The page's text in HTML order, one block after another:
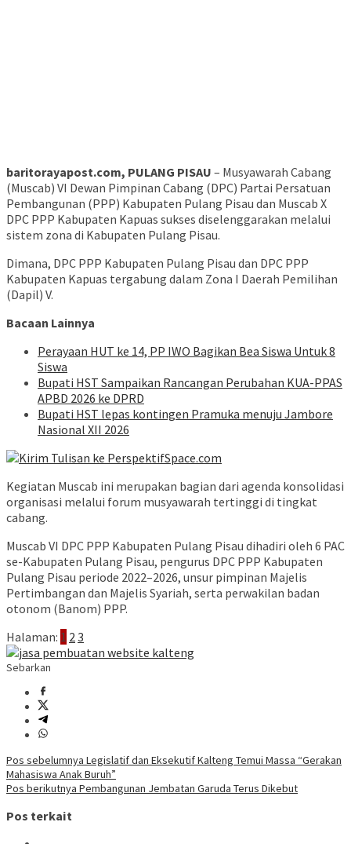
baritorayapost.com, PULANG PISAU – Musyawarah Cabang
(Muscab) VI Dewan Pimpinan Cabang (DPC) Partai Persatuan
Pembangunan (PPP) Kabupaten Pulang Pisau dan Muscab X
DPC PPP Kabupaten Kapuas sukses diselenggarakan melalui
sistem zona di Kabupaten Pulang Pisau.
Dimana, DPC PPP Kabupaten Pulang Pisau dan DPC PPP
Kabupaten Kapuas tergabung dalam Zona I Daerah Pemilihan
(Dapil) V.
Bacaan Lainnya
Perayaan HUT ke 14, PP IWO Bagikan Bea Siswa Untuk 8
Siswa
Bupati HST Sampaikan Rancangan Perubahan KUA-PPAS
APBD 2026 ke DPRD
Bupati HST lepas kontingen Pramuka menuju Jambore
Nasional XII 2026
Kegiatan Muscab ini merupakan bagian dari agenda konsolidasi
organisasi melalui forum musyawarah tertinggi di tingkat
cabang.
Muscab VI DPC PPP Kabupaten Pulang Pisau dihadiri oleh 6 PAC
se-Kabupaten Pulang Pisau, pengurus DPC PPP Kabupaten
Pulang Pisau periode 2022–2026, unsur pimpinan Majelis
Pertimbangan dan Majelis Syariah, serta perwakilan badan
otonom (Banom) PPP.
Halaman: 1 23
Sebarkan
Navigasi
pos
Pos sebelumnya Legislatif dan Eksekutif Kalteng Temui Massa “Gerakan
Mahasiswa Anak Buruh”
Pos berikutnya Pembangunan Jembatan Garuda Terus Dikebut
Pos terkait